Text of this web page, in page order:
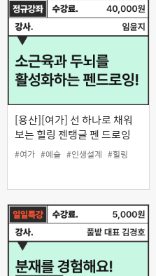
[용산][여가] 선 하나로 채워
보는 힐링 젠탱글 펜 드로잉
#여가 #예술 #인생설계 #힐링